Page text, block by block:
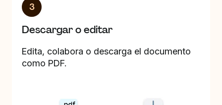
3
Descargar o editar
Edita, colabora o descarga el documento
como PDF.